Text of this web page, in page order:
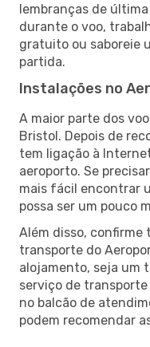
lembranças de
durante o voo,
gratuito ou saboreie
partida.
Instalações no
A maior parte dos
Bristol. Depois de
tem ligação à
aeroporto. Se
mais fácil encontrar
possa ser um pouco
Além disso, confirme
transporte do
alojamento, seja um
serviço de
no balcão de
podem recomendar